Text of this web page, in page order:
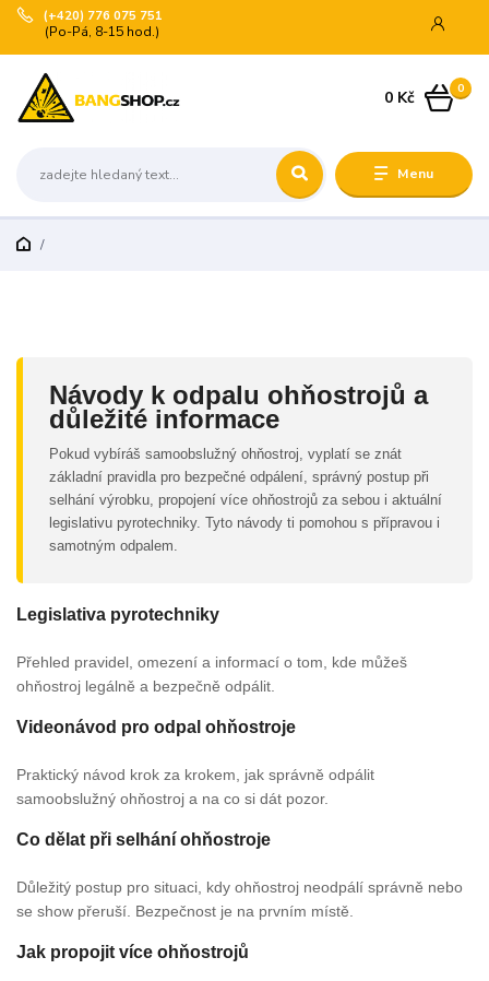
Menu
(+420) 776 075 751
(Po-Pá, 8-15 hod.)
0
0 Kč
Návody k odpalu ohňostrojů a
důležité informace
Pokud vybíráš samoobslužný ohňostroj, vyplatí se znát
základní pravidla pro bezpečné odpálení, správný postup při
selhání výrobku, propojení více ohňostrojů za sebou i aktuální
legislativu pyrotechniky. Tyto návody ti pomohou s přípravou i
samotným odpalem.
Legislativa pyrotechniky
Přehled pravidel, omezení a informací o tom, kde můžeš
ohňostroj legálně a bezpečně odpálit.
Videonávod pro odpal ohňostroje
Praktický návod krok za krokem, jak správně odpálit
samoobslužný ohňostroj a na co si dát pozor.
Co dělat při selhání ohňostroje
Důležitý postup pro situaci, kdy ohňostroj neodpálí správně nebo
se show přeruší. Bezpečnost je na prvním místě.
Jak propojit více ohňostrojů